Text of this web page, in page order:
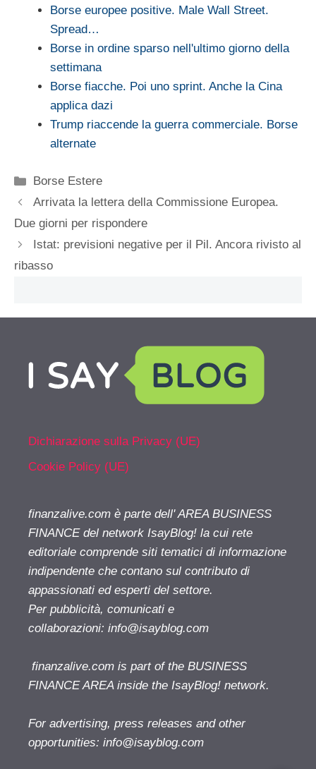
Borse europee positive. Male Wall Street.
Spread…
Borse in ordine sparso nell'ultimo giorno della
settimana
Borse fiacche. Poi uno sprint. Anche la Cina
applica dazi
Trump riaccende la guerra commerciale. Borse
alternate
Categorie
Borse Estere
Arrivata la lettera della Commissione Europea.
Due giorni per rispondere
Istat: previsioni negative per il Pil. Ancora rivisto al
ribasso
Dichiarazione sulla Privacy (UE)
Cookie Policy (UE)
finanzalive.com è parte dell' AREA BUSINESS
FINANCE del network IsayBlog! la cui rete
editoriale comprende siti tematici di informazione
indipendente che contano sul contributo di
appassionati ed esperti del settore.
Per pubblicità, comunicati e
collaborazioni: info@isayblog.com
finanzalive.com is part of the BUSINESS
FINANCE AREA inside the IsayBlog! network.
For advertising, press releases and other
opportunities: info@isayblog.com